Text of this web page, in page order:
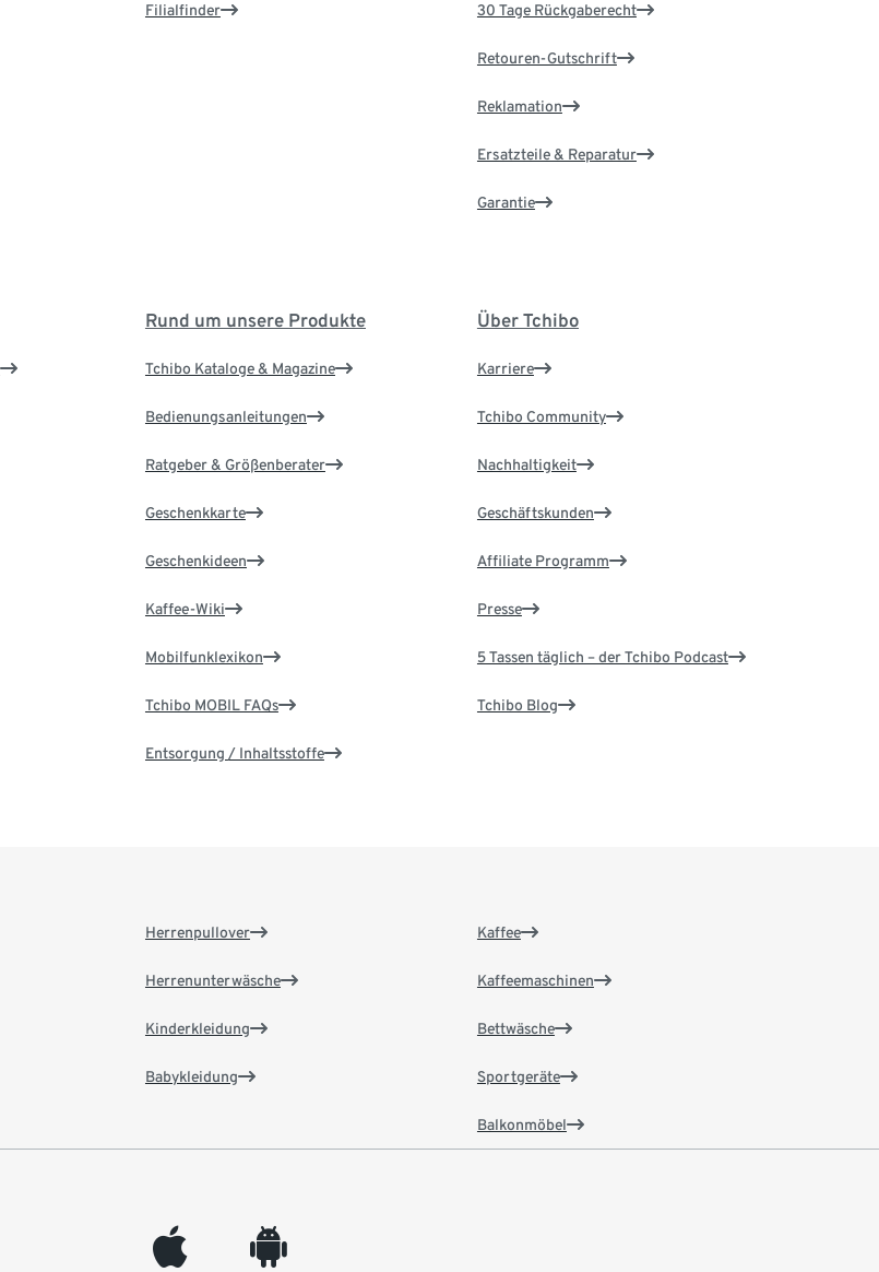
Filialfinder 30 Tage Rückgaberecht
Retouren-Gutschrift
Reklamation
Ersatzteile & Reparatur
Garantie
Rund um unsere Produkte
Tchibo Kataloge & Magazine
Bedienungsanleitungen
Ratgeber & Größenberater
Geschenkkarte
Geschenkideen
Kaffee-Wiki
Mobilfunklexikon
Tchibo MOBIL FAQs
Entsorgung / Inhaltsstoffe
Über Tchibo
Karriere
Tchibo Community
Nachhaltigkeit
Geschäftskunden
Affiliate Programm
Presse
5 Tassen täglich – der Tchibo Podcast
Tchibo Blog
Herrenpullover
Herrenunterwäsche
Kinderkleidung
Babykleidung
Kaffee
Kaffeemaschinen
Bettwäsche
Sportgeräte
Balkonmöbel
appleinc android